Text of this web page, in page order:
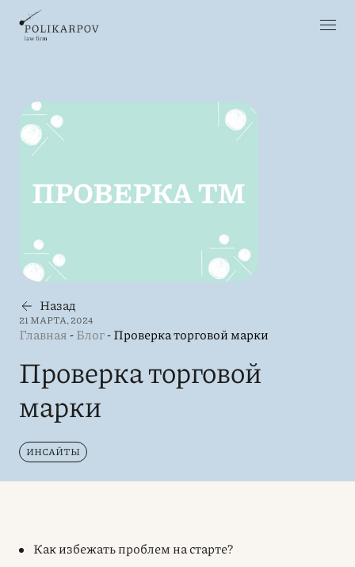
Назад
21 МАРТА, 2024
Главная-Блог-Проверка торговой марки
Проверка торговой
марки
ИНСАЙТЫ
Как избежать проблем на старте?